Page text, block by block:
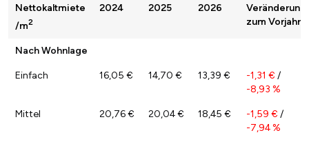
Nettokaltmiete
/m2
2024 2025 2026
Veränderung
zum Vorjahr
Nach Wohnlage
Einfach 16,05 € 14,70 € 13,39 € -1,31 € /
-8,93 %
Mittel 20,76 € 20,04 € 18,45 € -1,59 € /
-7,94 %